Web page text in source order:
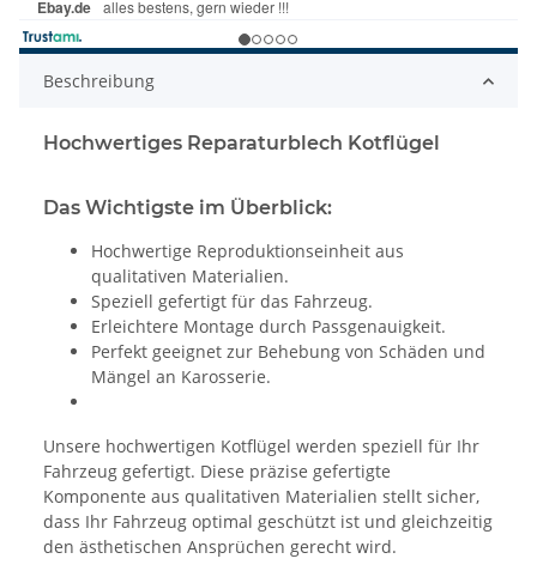
Beschreibung
Hochwertiges Reparaturblech Kotflügel
Das Wichtigste im Überblick:
Hochwertige Reproduktionseinheit aus
qualitativen Materialien.
Speziell gefertigt für das Fahrzeug.
Erleichtere Montage durch Passgenauigkeit.
Perfekt geeignet zur Behebung von Schäden und
Mängel an Karosserie.
Unsere hochwertigen Kotflügel werden speziell für Ihr
Fahrzeug gefertigt. Diese präzise gefertigte
Komponente aus qualitativen Materialien stellt sicher,
dass Ihr Fahrzeug optimal geschützt ist und gleichzeitig
den ästhetischen Ansprüchen gerecht wird.